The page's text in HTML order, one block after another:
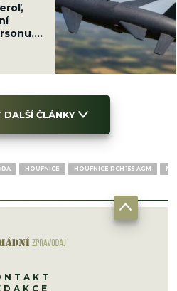
bránit
ČLÁNKY
HOUFNICE HOUFNICE RCH 155 AGM